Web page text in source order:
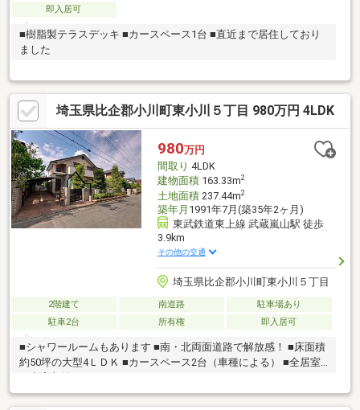
即入居可
■樹脂製テラスデッキ ■カースペース1台 ■直近まで居住しており
ました
埼玉県比企郡小川町東小川５丁目 980万円 4LDK
980万円
間取り 4LDK
建物面積163.33m2
土地面積237.44m2
築年月 1991年7月(築35年2ヶ月)
東武鉄道東上線 武蔵嵐山駅 徒歩
3.9km
その他の交通
埼玉県比企郡小川町東小川５丁目
2階建て 南道路
駐車場あり
駐車2台
所有権 即入居可
■シャワールームもあります ■南・北両面道路で解放感！ ■床面積
約50坪の大型4ＬＤＫ ■カースペース2台（車種による） ■全居室